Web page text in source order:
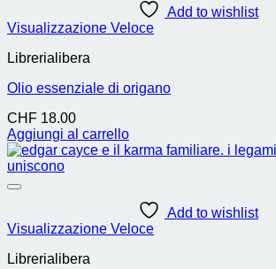
Add to wishlist
Visualizzazione Veloce
Librerialibera
Olio essenziale di origano
CHF 18.00
Aggiungi al carrello
Add to wishlist
Visualizzazione Veloce
Librerialibera